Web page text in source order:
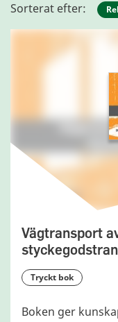
Sorterat efter:
Vägtransport
tryckt bok
Boken ger